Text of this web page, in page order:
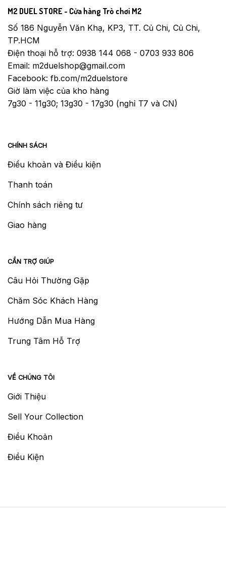
M2 DUEL STORE - Cửa hàng Trò chơi M2
Số 186 Nguyễn Văn Khạ, KP3, TT. Củ Chi, Củ Chi,
TP.HCM
Điện thoại hỗ trợ: 0938 144 068 - 0703 933 806
Email: m2duelshop@gmail.com
Facebook: fb.com/m2duelstore
Giờ làm việc của kho hàng
7g30 - 11g30; 13g30 - 17g30 (nghỉ T7 và CN)
CHÍNH SÁCH
Điều khoản và Điều kiện
Thanh toán
Chính sách riêng tư
Giao hàng
CẦN TRỢ GIÚP
Câu Hỏi Thường Gặp
Chăm Sóc Khách Hàng
Hướng Dẫn Mua Hàng
Trung Tâm Hỗ Trợ
VỀ CHÚNG TÔI
Giới Thiệu
Sell Your Collection
Điều Khoản
Điều Kiện